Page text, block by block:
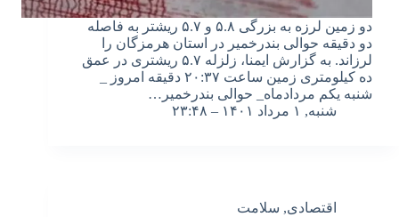
دو زمین لرزه‌ به بزرگی ۵.۸ و ۵.۷ ریشتر به فاصله
دو دقیقه حوالی بندرخمیر در استان هرمزگان را
لرزاند. به گزارش ایمنا، زلزله ۵.۷ ریشتری در عمق
ده کیلومتری زمین ساعت ۲۰:۳۷ دقیقه امروز _
شنبه یکم مردادماه_ حوالی بندرخمیر…
شنبه, ۱ مرداد ۱۴۰۱ – ۲۳:۴۸
اقتصادی, سلامت